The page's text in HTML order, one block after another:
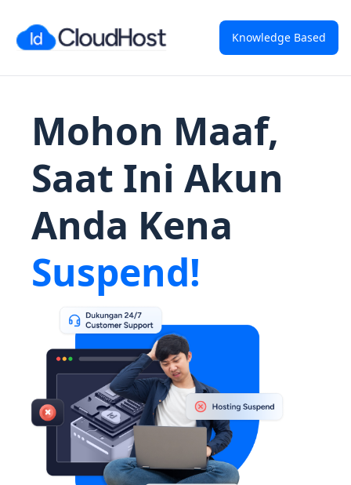
Knowledge Based
Mohon Maaf,
Saat Ini Akun
Anda Kena
Suspend!